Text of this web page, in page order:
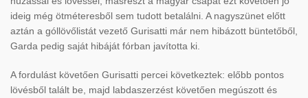
ideig még ötméteresből sem tudott betalálni. A nagyszünet előtt
aztán a góllövőlistát vezető Gurisatti már nem hibázott büntetőből,
Garda pedig saját hibáját fórban javította ki.
A fordulást követően Gurisatti percei következtek: előbb pontos
lövésből talált be, majd labdaszerzést követően megúszott és